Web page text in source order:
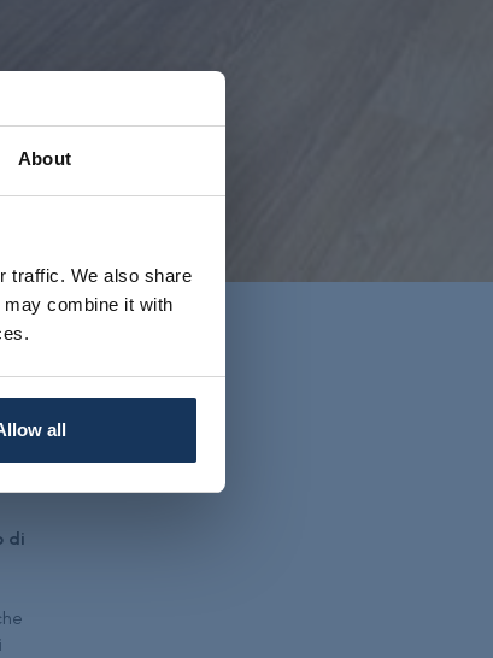
About
traffic. We also share
combine it with
all
di